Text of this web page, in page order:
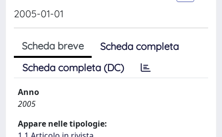
2005-01-01
Scheda breve
Scheda completa
Scheda completa (DC)
Anno
2005
Appare nelle tipologie: